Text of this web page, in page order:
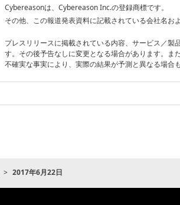
Cybereasonは、Cybereason Inc.の登録商標です。
その他、この報道発表資料に記載されている会社名お
プレスリリースに掲載されている内容、サービス／
す。その後予告なしに変更となる場合があります。
不確実な事実により、実際の結果が予測と異なる場合
2017年6月22日